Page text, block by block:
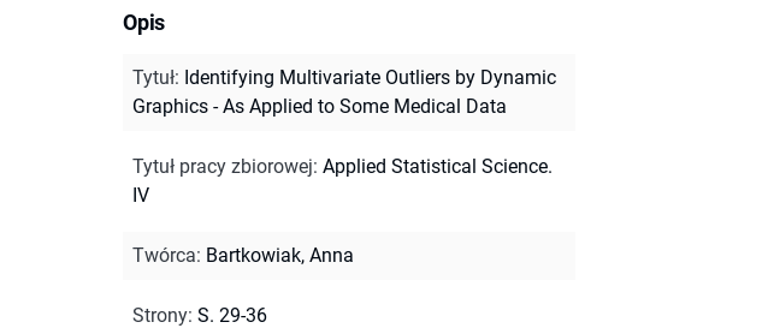
Opis
Tytuł: Identifying Multivariate Outliers by Dynamic
Graphics - As Applied to Some Medical Data
Tytuł pracy zbiorowej: Applied Statistical Science.
IV
Twórca: Bartkowiak, Anna
Strony: S. 29-36